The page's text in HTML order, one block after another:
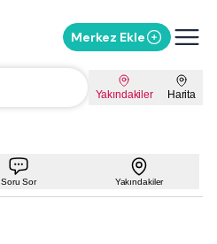
Merkez Ekle
Yakındakiler Harita
Soru Sor Yakındakiler